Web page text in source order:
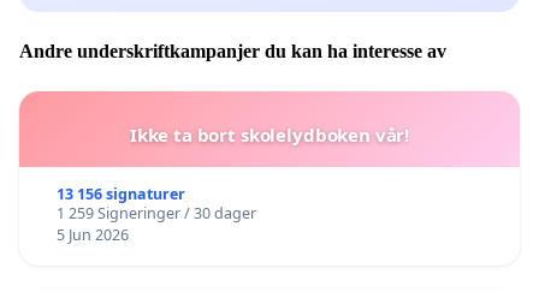
Andre underskriftkampanjer du kan ha interesse av
Ikke ta bort skolelydboken vår!
13 156 signaturer
1 259 Signeringer / 30 dager
5 Jun 2026